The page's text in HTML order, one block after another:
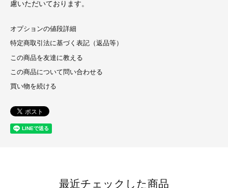
慮いただいております。
オプションの値段詳細
特定商取引法に基づく表記（返品等）
この商品を友達に教える
この商品について問い合わせる
買い物を続ける
最近チェックした商品